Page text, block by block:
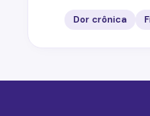
Dor crônica